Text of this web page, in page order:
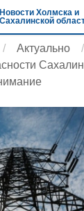
Новости Холмска и
Сахалинской
Актуально